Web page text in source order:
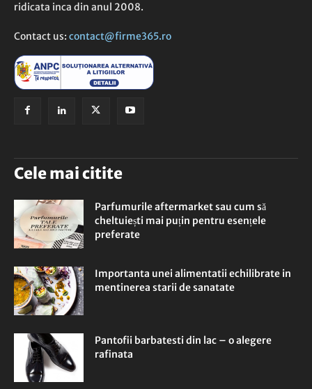
ridicata inca din anul 2008.
Contact us: contact@firme365.ro
Cele mai citite
Parfumurile aftermarket sau cum să
cheltuiești mai puțin pentru esențele
preferate
Importanta unei alimentatii echilibrate in
mentinerea starii de sanatate
Pantofii barbatesti din lac – o alegere
rafinata